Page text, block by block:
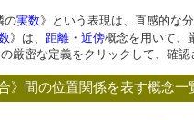
の実数》という表現は、直感的な
》は、 距離 ・ 近傍概念を用いて、
密な定義をクリックして、確認
合》間の位置関係を表す